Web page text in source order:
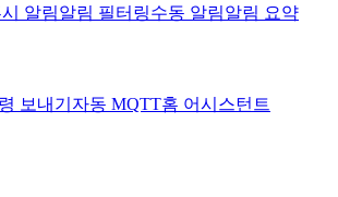
알림알림 필터링수동 알림알림 요약
보내기 자동 MQTT홈 어시스턴트